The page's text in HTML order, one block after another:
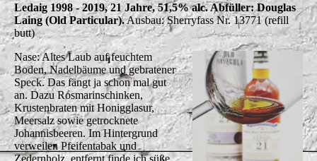
Ledaig 1998 - 2019, 21 Jahre, 51,5% alc. Abfüller: Douglas
Laing (Old Particular).Ausbau: Sherryfass Nr. 13771 (refill
butt)
Nase: Altes Laub auf feuchtem
Boden, Nadelbäume und gebratener
Speck. Das fängt ja schon mal gut
an. Dazu Rosmarinschinken,
Krustenbraten mit Honigglasur,
Meersalz sowie getrocknete
Johannisbeeren. Im Hintergrund
verweilen Pfeifentabak und
Zedernholz, entfernt finde ich süße